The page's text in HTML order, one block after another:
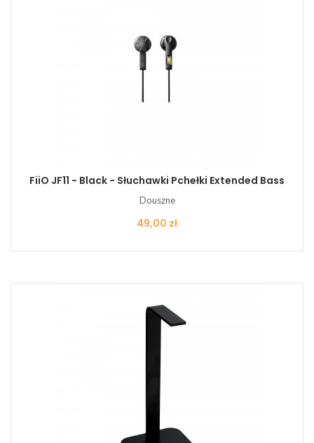
FiiO JF11 - Black - Słuchawki Pchełki Extended Bass
Douszne
Cena
49,00 zł